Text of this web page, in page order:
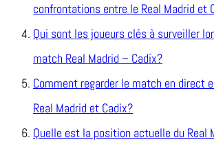
confrontations entre le Real Madrid et
Qui sont les joueurs clés à surveiller
match Real Madrid – Cadix?
Comment regarder le match en direct
Real Madrid et Cadix?
Quelle est la position actuelle du Real